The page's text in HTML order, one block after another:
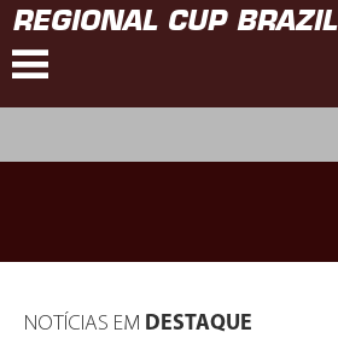
REGIONAL CUP BRAZIL
NOTÍCIAS EM DESTAQUE